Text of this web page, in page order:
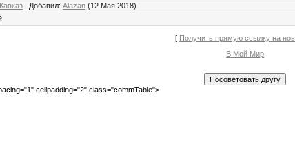
| Добавил:Alazan (12 Мая 2018)
[ Получить прямую ссылку на
В Мой Мир
cellpadding="2" class="commTable">